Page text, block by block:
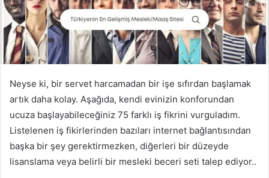
Neyse ki, bir servet harcamadan bir işe sıfırdan başlamak
artık daha kolay. Aşağıda, kendi evinizin konforundan
ucuza başlayabileceğiniz 75 farklı iş fikrini vurguladım.
Listelenen iş fikirlerinden bazıları internet bağlantısından
başka bir şey gerektirmezken, diğerleri bir düzeyde
lisanslama veya belirli bir mesleki beceri seti talep ediyor..